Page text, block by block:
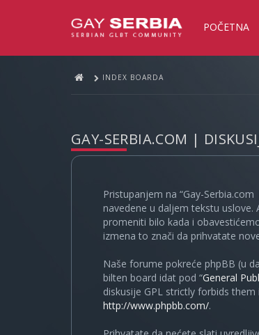
POČETNA
INDEX BOARDA
GAY-SERBIA.COM |
Pristupanjem na “Gay-
navedene u daljem tekstu
promeniti bilo kada i
izmena to znači da prihvatate
Naše forume pokreće phpBB (u
bilten board idat pod “General
diskusije GPL strictly forbids
http://www.phpbb.com/.